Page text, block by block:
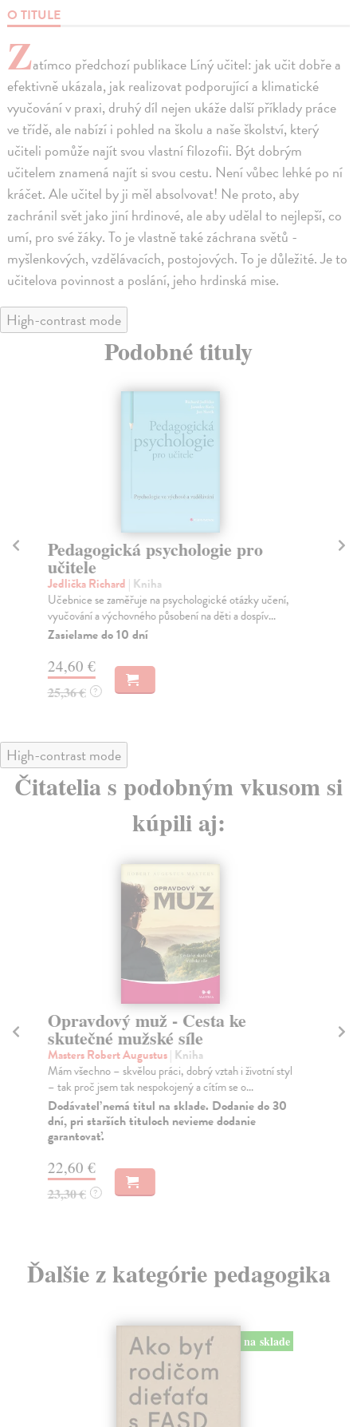
O TITULE
Zatímco předchozí publikace Líný učitel: jak učit dobře a
efektivně ukázala, jak realizovat podporující a klimatické
vyučování v praxi, druhý díl nejen ukáže další příklady práce
ve třídě, ale nabízí i pohled na školu a naše školství, který
učiteli pomůže najít svou vlastní filozofii. Být dobrým
učitelem znamená najít si svou cestu. Není vůbec lehké po ní
kráčet. Ale učitel by ji měl absolvovat! Ne proto, aby
zachránil svět jako jiní hrdinové, ale aby udělal to nejlepší, co
umí, pro své žáky. To je vlastně také záchrana světů -
myšlenkových, vzdělávacích, postojových. To je důležité. Je to
učitelova povinnost a poslání, jeho hrdinská mise.
High-contrast mode
Podobné tituly
Pedagogická psychologie pro
učitele
Jedlička Richard | Kniha
Učebnice se zaměřuje na psychologické otázky učení,
vyučování a výchovného působení na děti a dospív...
Zasielame do 10 dní
24,60 €
25,36 € ?
High-contrast mode
Čitatelia s podobným vkusom si
kúpili aj:
Opravdový muž - Cesta ke
skutečné mužské síle
Masters Robert Augustus| Kniha
Mám všechno – skvělou práci, dobrý vztah i životní styl
– tak proč jsem tak nespokojený a cítím se o...
Dodávateľ nemá titul na sklade. Dodanie do 30
dní, pri starších tituloch nevieme dodanie
garantovať.
22,60 €
23,30 € ?
Ďalšie z kategórie pedagogika
na sklade